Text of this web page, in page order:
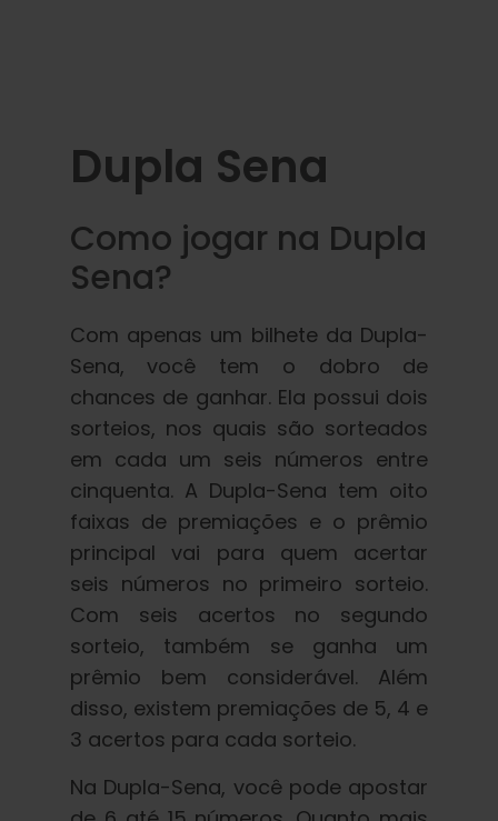
Dupla Sena
Como jogar na Dupla
Sena?
Com apenas um bilhete da Dupla-
Sena, você tem o dobro de
chances de ganhar. Ela possui dois
sorteios, nos quais são sorteados
em cada um seis números entre
cinquenta. A Dupla-Sena tem oito
faixas de premiações e o prêmio
principal vai para quem acertar
seis números no primeiro sorteio.
Com seis acertos no segundo
sorteio, também se ganha um
prêmio bem considerável. Além
disso, existem premiações de 5, 4 e
3 acertos para cada sorteio.
Na Dupla-Sena, você pode apostar